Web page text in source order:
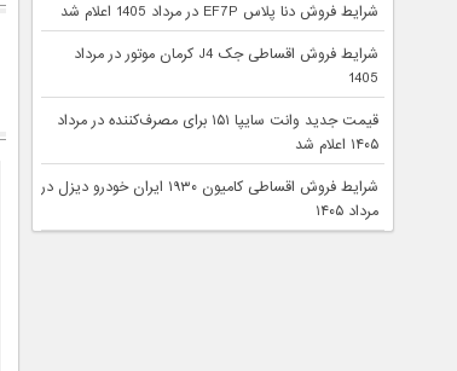
شرایط فروش دنا پلاس EF7P در مرداد 1405 اعلام شد
شرایط فروش اقساطی جک J4 کرمان موتور در مرداد
1405
قیمت جدید وانت سایپا ۱۵۱ برای مصرف‌کننده در مرداد
۱۴۰۵ اعلام شد
شرایط فروش اقساطی کامیون ۱۹۳۰ ایران خودرو دیزل در
مرداد ۱۴۰۵